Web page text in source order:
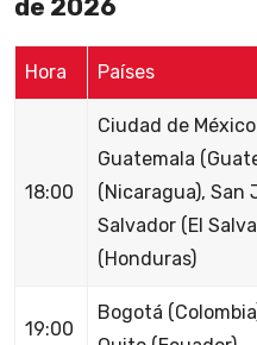
de 2026
Hora Países
18:00
Ciudad de
Guatemala
(Nicaragua), San
Salvador (El
(Honduras)
19:00
Bogotá